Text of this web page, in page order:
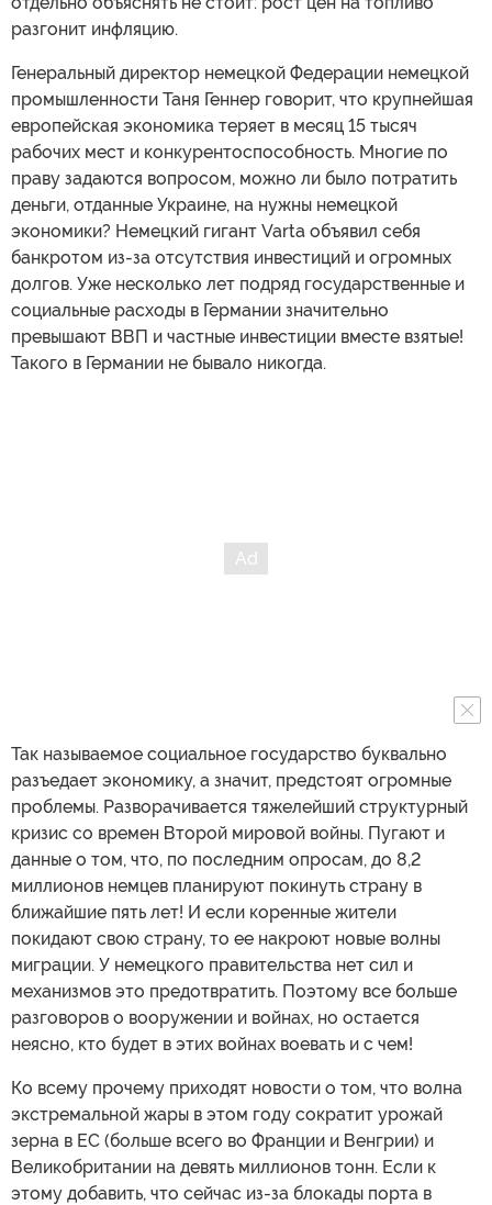
разгонит инфляцию.
Генеральный директор немецкой Федерации немецкой
промышленности Таня Геннер говорит, что крупнейшая
европейская экономика теряет в месяц 15 тысяч
рабочих мест и конкурентоспособность. Многие по
праву задаются вопросом, можно ли было потратить
деньги, отданные Украине, на нужны немецкой
экономики? Немецкий гигант Varta объявил себя
банкротом из-за отсутствия инвестиций и огромных
долгов. Уже несколько лет подряд государственные и
социальные расходы в Германии значительно
превышают ВВП и частные инвестиции вместе взятые!
Такого в Германии не бывало никогда.
Так называемое социальное государство буквально
разъедает экономику, а значит, предстоят огромные
проблемы. Разворачивается тяжелейший структурный
кризис со времен Второй мировой войны. Пугают и
данные о том, что, по последним опросам, до 8,2
миллионов немцев планируют покинуть страну в
ближайшие пять лет! И если коренные жители
покидают свою страну, то ее накроют новые волны
миграции. У немецкого правительства нет сил и
механизмов это предотвратить. Поэтому все больше
разговоров о вооружении и войнах, но остается
неясно, кто будет в этих войнах воевать и с чем!
Ко всему прочему приходят новости о том, что волна
экстремальной жары в этом году сократит урожай
зерна в ЕС (больше всего во Франции и Венгрии) и
Великобритании на девять миллионов тонн. Если к
этому добавить, что сейчас из-за блокады порта в